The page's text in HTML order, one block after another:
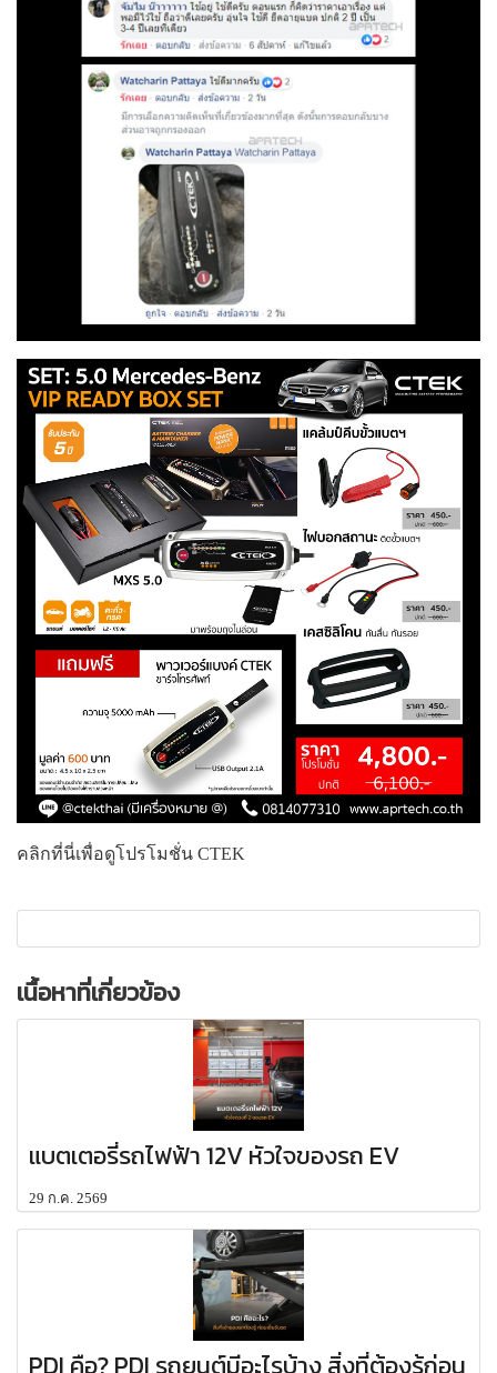
คลิกที่นี่เพื่อดูโปรโมชั่น CTEK
เนื้อหาที่เกี่ยวข้อง
แบตเตอรี่รถไฟฟ้า 12V หัวใจของรถ EV
29 ก.ค. 2569